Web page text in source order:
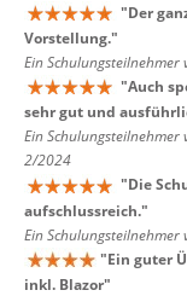
"Der
Vorstellung."
Ein
"Auch
sehr gut und
Ein Schulungsteilnehmer
2/2024
"Die
aufschlussreich."
Ein
"Ein guter
inkl. Blazor"